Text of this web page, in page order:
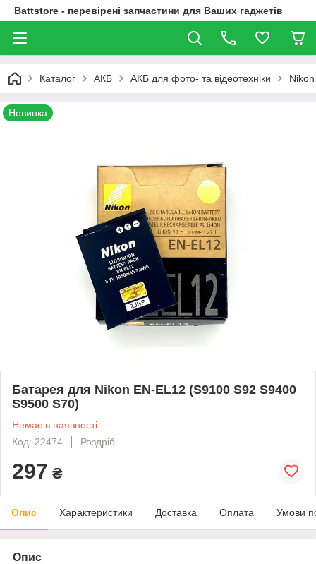
Battstore - перевірені запчастини для Ваших гаджетів
Каталог АКБ АКБ для фото- та відеотехніки Nikon
Новинка
Батарея для Nikon EN-EL12 (S9100 S92 S9400
S9500 S70)
Немає в наявності
Код: 22474
Роздріб
297 ₴
Опис Характеристики Доставка Оплата Умови
Опис